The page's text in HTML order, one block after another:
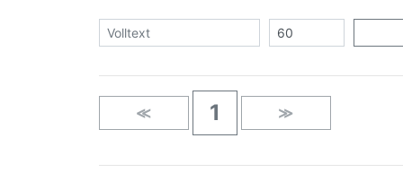
≪ 1 ≫